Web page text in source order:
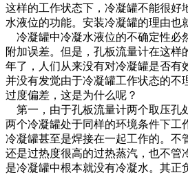
这样的工作状态下，冷凝罐不能很好
水液位的功能。安装冷凝罐的理由也
冷凝罐中冷凝水液位的不确定性必
附加误差。但是，孔板流量计在这样
年了，人们从来没有对冷凝罐是否有
并没有发觉由于冷凝罐工作状态的不
过度偏差，这是为什么呢？
第一，由于孔板流量计两个取压孔
两个冷凝罐处于同样的环境条件下工
冷凝罐甚至是焊接在一起工作的。不
还是过热度很高的过热蒸汽，也不管
是冷凝罐中根本就没有冷凝水。其正